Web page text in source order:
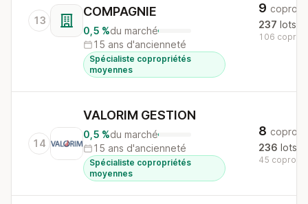
13
COMPAGNIE
0,5 %du marché
15 ans d'ancienneté
Spécialiste copropriétés
moyennes
9 copros
237 lots
106 copros
14
VALORIM GESTION
0,5 %du marché
15 ans d'ancienneté
Spécialiste copropriétés
moyennes
8 copros
236 lots
45 copros